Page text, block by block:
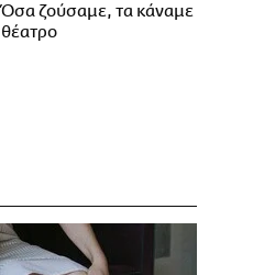
Όσα ζούσαμε, τα κάναμε
θέατρο